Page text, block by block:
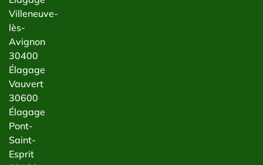
Villeneuve-
lès-
Avignon
30400
Élagage
Vauvert
30600
Élagage
Pont-
Saint-
Esprit